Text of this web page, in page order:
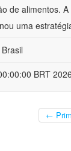
de alimentos.
uma
BRT 2026
←